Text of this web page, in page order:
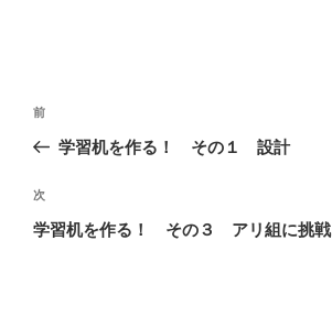
投
ビ
ゲ
前
の
稿
前
学習机を作る！ その１ 設計
次
の
次
学習机を作る！ その３ アリ組に挑戦